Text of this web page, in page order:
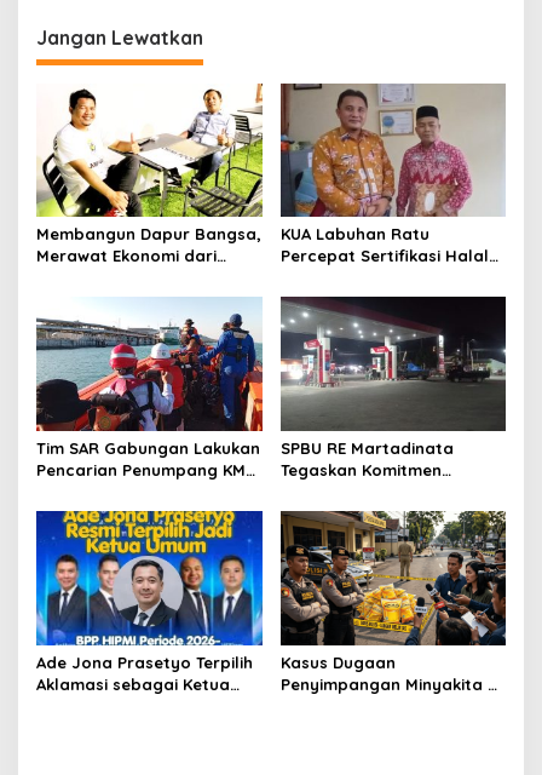
a
p
o
s
Jangan Lewatkan
Membangun Dapur Bangsa,
Merawat Ekonomi dari
KUA Labuhan Ratu
Percepat Sertifikasi Halal
2026
Tim SAR Gabungan Lakukan
Pencarian Penumpang KMP
Terjatuh di Perairan Pulau
Panjurit
SPBU RE Martadinata
Tegaskan Komitmen
Sesuai SOP
Ade Jona Prasetyo Terpilih
Aklamasi sebagai Ketua
Kasus Dugaan
Penyimpangan Minyakita di